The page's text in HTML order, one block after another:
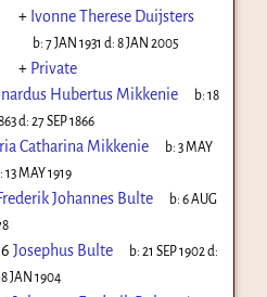
+ Ivonne Therese Duijsters
b:7 JAN 1931 d:8 JAN 2005
+ Private
Hubertus Mikkenie b:18
d: 27 SEP 1866
Catharina Mikkenie b:3 MAY
13 MAY 1919
Johannes Bulte b:6 AUG
6 Josephus Bulte b:21 SEP 1902 d:
8 JAN 1904